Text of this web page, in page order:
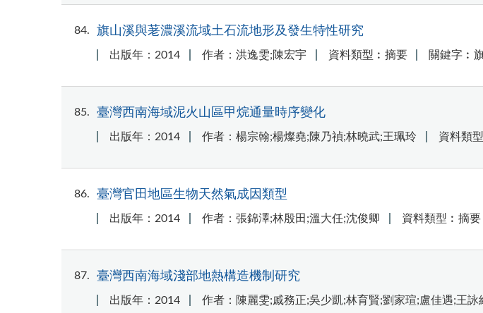
84 旗山溪與荖濃溪流域土石流地形及發生特性研究
出版年：2014 作者：洪逸雯;陳宏宇 資料類型︰摘要 關鍵字︰
85 臺灣西南海域泥火山區甲烷通量時序變化
出版年：2014 作者：楊宗翰;楊燦堯;陳乃禎;林曉武;王珮玲 資料類
86 臺灣官田地區生物天然氣成因類型
出版年：2014 作者：張錦澤;林殷田;溫大任;沈俊卿 資料類型︰摘要
87 臺灣西南海域淺部地熱構造機制研究
出版年：2014 作者：陳麗雯;戚務正;吳少凱;林育賢;劉家瑄;盧佳遇;王詠